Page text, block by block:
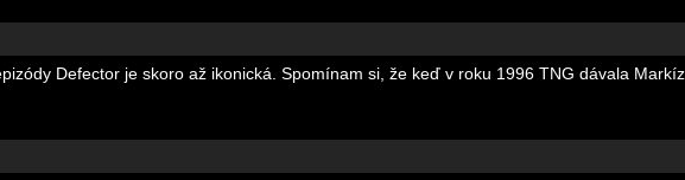
Defector je skoro až ikonická. Spomínam si, že keď v roku 1996 TNG dávala